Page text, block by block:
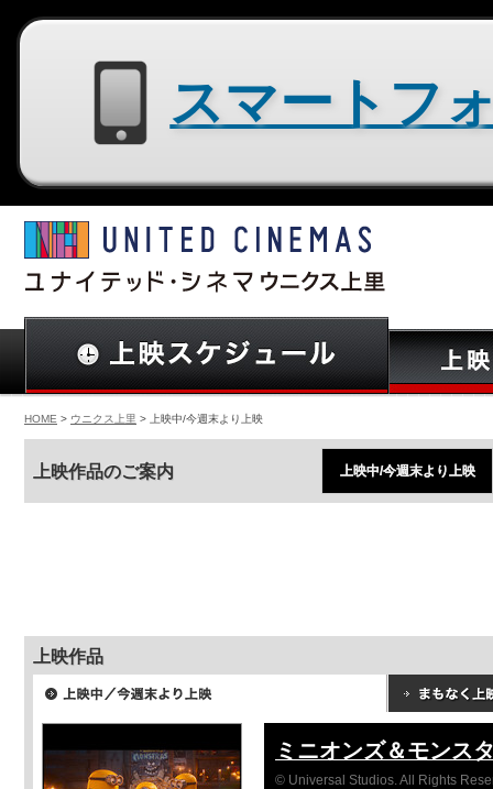
HOME > ウニクス上里 > 上映中/今週末より上映
上映作品のご案内 上映中/今週末より上映
上映作品
ミニオンズ＆モンス
© Universal Studios. All Rights